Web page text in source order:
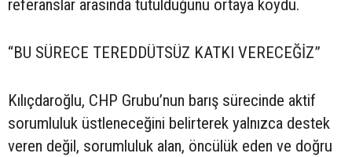
referanslar arasında tutulduğunu ortaya koydu.
“BU SÜRECE TEREDDÜTSÜZ KATKI VERECEĞİZ”
Kılıçdaroğlu, CHP Grubu’nun barış sürecinde aktif
sorumluluk üstleneceğini belirterek yalnızca destek
veren değil, sorumluluk alan, öncülük eden ve doğru